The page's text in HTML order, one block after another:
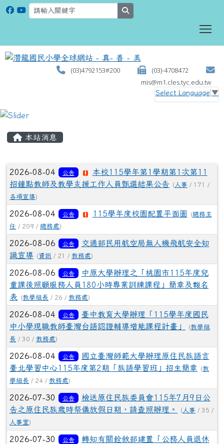
(03)4792153#200
(03)-4708472
mis@m1.cles.tyc.edu.tw
Select Language ▼
本站消息
文章列表
2026-08-04 公告
本校115學年第1學期第1次第11
招鐘點教師及教學支援工作人員甄選結果公告
( 人事 / 171 /
各項宣導)
2026-08-04 公告 115學年度校園配置平面圖 (總務主
任 / 209 / 總務處)
2026-08-06 公告
交通部民用航空局無人機飛航安全知
識宣導 (資訊 / 21 / 教務處)
2026-08-06 公告
中原大學辦理之「桃園市115年度兒
童課後照顧服務人員180小時專業訓練課程」簡章及報名
表
(教學組長 / 26 / 教務處)
2026-08-04 公告
臺中教育大學辦理「115學年度國民
中小學現職教師臺灣台語認證輔導增能課程計畫」
(教學組
長 / 30 / 教務處)
2026-08-04 公告
國立臺灣師範大學辦理原住民族語言
臺北學習中心115年度第2期「族語學習班」招生簡章
(教
學組長 / 24 / 教務處)
2026-07-30 公告
檢送原住民族委員會115年7月9日公
告之原住民族歲時祭儀放假日期，請查照辦理。
( 人事 / 35 /
人事室)
2026-07-30 公告
轉知有關銓敘部建置「公務人員退休